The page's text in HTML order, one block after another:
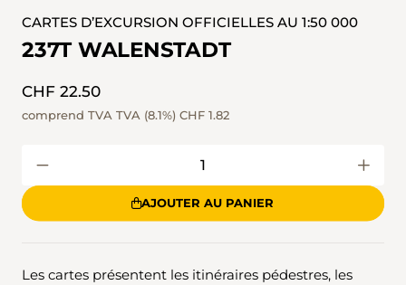
CARTES D’EXCURSION OFFICIELLES AU 1:50 000
237T WALENSTADT
CHF 22.50
comprend TVA TVA (8.1%) CHF 1.82
AJOUTER AU PANIER
Les cartes présentent les itinéraires pédestres, les